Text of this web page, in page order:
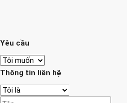
Yêu cầu
Thông tin liên hệ